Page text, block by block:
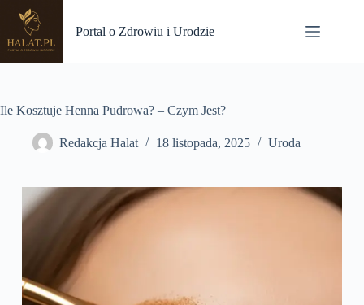
Przejdź
treści
Portal o Zdrowiu i Urodzie
Ile Kosztuje Henna Pudrowa? – Czym Jest?
Redakcja Halat 18 listopada, 2025 Uroda